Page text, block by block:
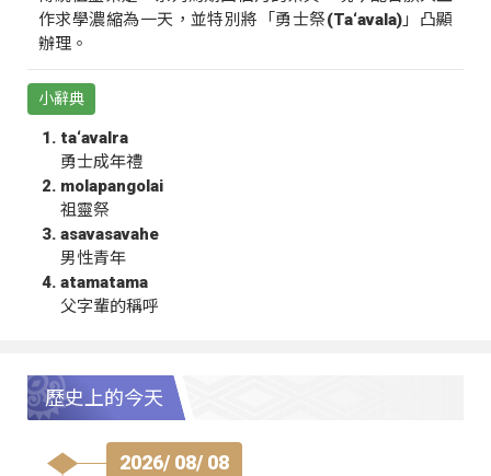
作求學濃縮為一天，並特別將「勇士祭(Ta‘avala)」凸顯
辦理。
小辭典
ta‘avalra
勇士成年禮
molapangolai
祖靈祭
asavasavahe
男性青年
atamatama
父字輩的稱呼
歷史上的今天
2026/ 08/ 08